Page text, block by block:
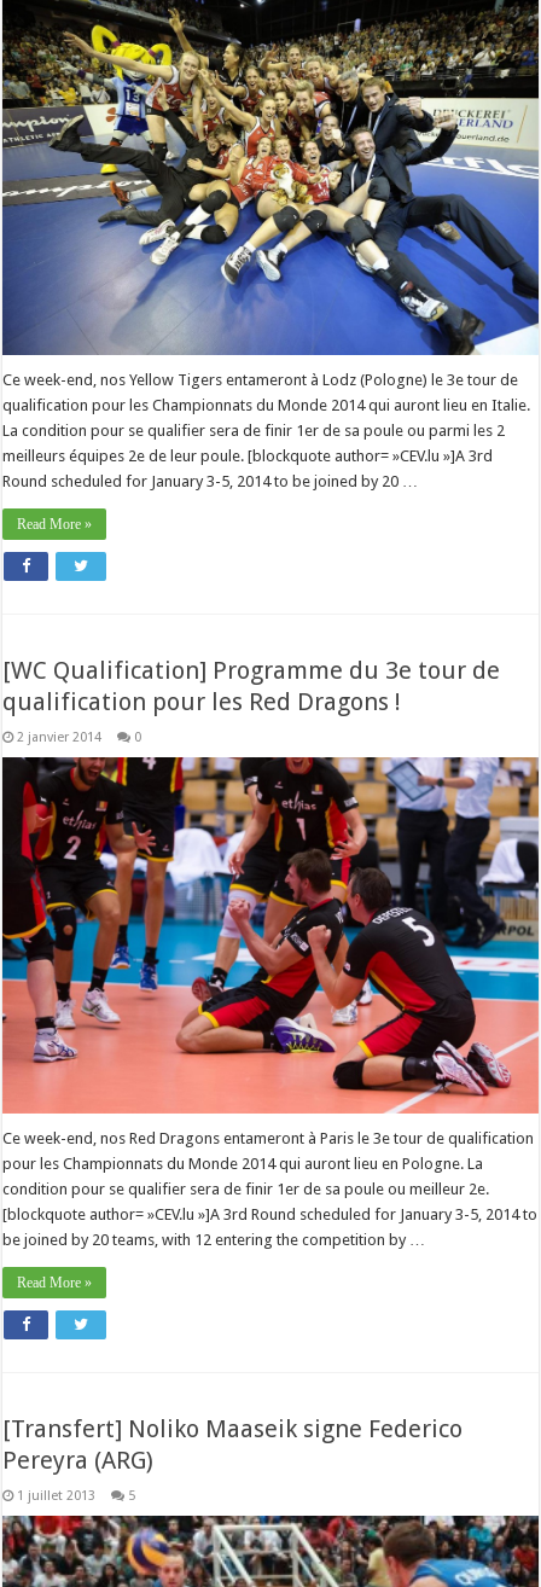
Ce week-end, nos Yellow Tigers entameront à Lodz (Pologne) le 3e tour de
qualification pour les Championnats du Monde 2014 qui auront lieu en Italie.
La condition pour se qualifier sera de finir 1er de sa poule ou parmi les 2
meilleurs équipes 2e de leur poule. [blockquote author= »CEV.lu »]A 3rd
Round scheduled for January 3-5, 2014 to be joined by 20 …
Read More »
[WC Qualification] Programme du 3e tour de
qualification pour les Red Dragons !
2 janvier 2014 0
Ce week-end, nos Red Dragons entameront à Paris le 3e tour de qualification
pour les Championnats du Monde 2014 qui auront lieu en Pologne. La
condition pour se qualifier sera de finir 1er de sa poule ou meilleur 2e.
[blockquote author= »CEV.lu »]A 3rd Round scheduled for January 3-5, 2014 to
be joined by 20 teams, with 12 entering the competition by …
Read More »
[Transfert] Noliko Maaseik signe Federico
Pereyra (ARG)
1 juillet 2013 5